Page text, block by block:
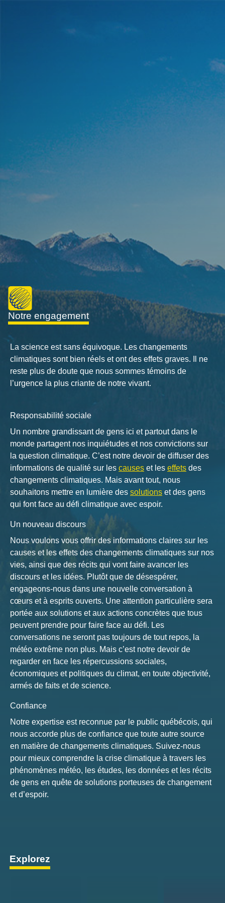
notre engagement
La science est sans équivoque. Les changements
climatiques sont bien réels et ont des effets graves. Il ne
reste plus de doute que nous sommes témoins de
l’urgence la plus criante de notre vivant.
Responsabilité sociale
Un nombre grandissant de gens ici et partout dans le
monde partagent nos inquiétudes et nos convictions sur
la question climatique. C’est notre devoir de diffuser des
informations de qualité sur les causes et les effets des
changements climatiques. Mais avant tout, nous
souhaitons mettre en lumière des solutions et des gens
qui font face au défi climatique avec espoir.
Un nouveau discours
Nous voulons vous offrir des informations claires sur les
causes et les effets des changements climatiques sur nos
vies, ainsi que des récits qui vont faire avancer les
discours et les idées. Plutôt que de désespérer,
engageons-nous dans une nouvelle conversation à
cœurs et à esprits ouverts. Une attention particulière sera
portée aux solutions et aux actions concrètes que tous
peuvent prendre pour faire face au défi. Les
conversations ne seront pas toujours de tout repos, la
météo extrême non plus. Mais c’est notre devoir de
regarder en face les répercussions sociales,
économiques et politiques du climat, en toute objectivité,
armés de faits et de science.
Confiance
Notre expertise est reconnue par le public québécois, qui
nous accorde plus de confiance que toute autre source
en matière de changements climatiques. Suivez-nous
pour mieux comprendre la crise climatique à travers les
phénomènes météo, les études, les données et les récits
de gens en quête de solutions porteuses de changement
et d’espoir.
Explorez